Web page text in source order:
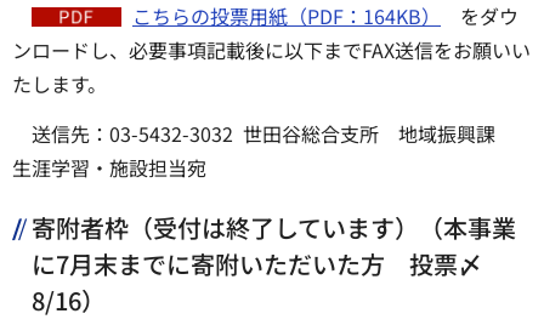
こちらの投票用紙（PDF：164KB）
をダウ
ンロードし、必要事項記載後に以下までFAX送信をお願いい
たします。
送信先：03-5432-3032 世田谷総合支所 地域振興課
生涯学習・施設担当宛
寄附者枠（受付は終了しています）（本事業
に7月末までに寄附いただいた方 投票〆
8/16）